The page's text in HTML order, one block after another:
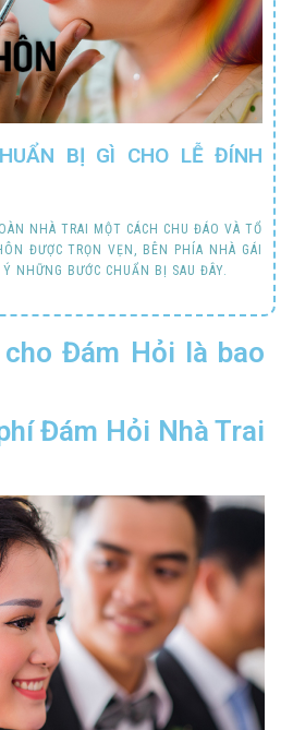
BỊ GÌ CHO LỄ ĐÍNH
NHÀ TRAI MỘT CÁCH CHU ĐÁO VÀ TỔ
ĐƯỢC TRỌN VẸN, BÊN PHÍA NHÀ GÁI
NHỮNG BƯỚC CHUẨN BỊ SAU ĐÂY.
Đám Hỏi là bao
Đám Hỏi Nhà Trai